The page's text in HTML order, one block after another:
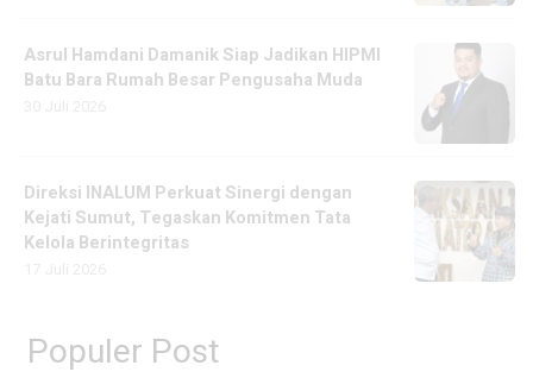
Asrul Hamdani Damanik Siap Jadikan HIPMI
Batu Bara Rumah Besar Pengusaha Muda
Direksi INALUM Perkuat Sinergi dengan
Kejati Sumut, Tegaskan Komitmen Tata
Kelola Berintegritas
Populer Post